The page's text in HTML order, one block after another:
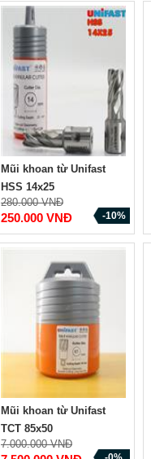
Mũi khoan từ Unifast
HSS 14x25
280.000 VNĐ
250.000 VNĐ -10%
Mũi khoan từ Unifast
TCT 85x50
7.000.000 VNĐ